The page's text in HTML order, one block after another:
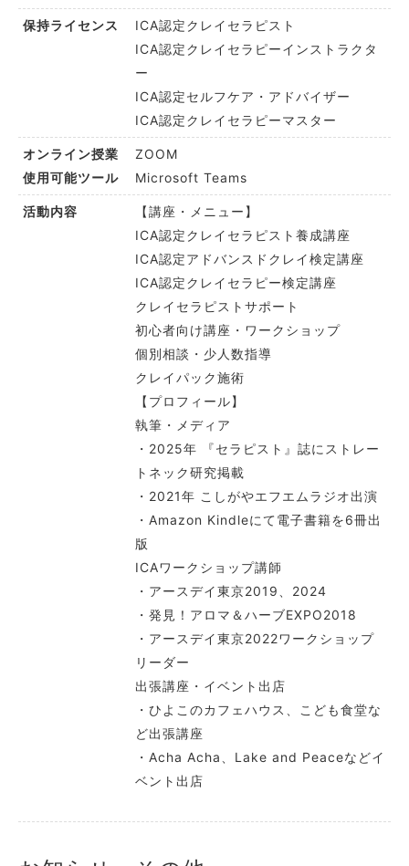
保持ライセンス
ICA認定クレイセラピスト
ICA認定クレイセラピーインストラクタ
ー
ICA認定セルフケア・アドバイザー
ICA認定クレイセラピーマスター
オンライン授業
使用可能ツール
ZOOM
Microsoft Teams
活動内容
【講座・メニュー】
ICA認定クレイセラピスト養成講座
ICA認定アドバンスドクレイ検定講座
ICA認定クレイセラピー検定講座
クレイセラピストサポート
初心者向け講座・ワークショップ
個別相談・少人数指導
クレイパック施術
【プロフィール】
執筆・メディア
・2025年 『セラピスト』誌にストレー
トネック研究掲載
・2021年 こしがやエフエムラジオ出演
・Amazon Kindleにて電子書籍を6冊出
版
ICAワークショップ講師
・アースデイ東京2019、2024
・発見！アロマ＆ハーブEXPO2018
・アースデイ東京2022ワークショップ
リーダー
出張講座・イベント出店
・ひよこのカフェハウス、こども食堂な
ど出張講座
・Acha Acha、Lake and Peaceなどイ
ベント出店